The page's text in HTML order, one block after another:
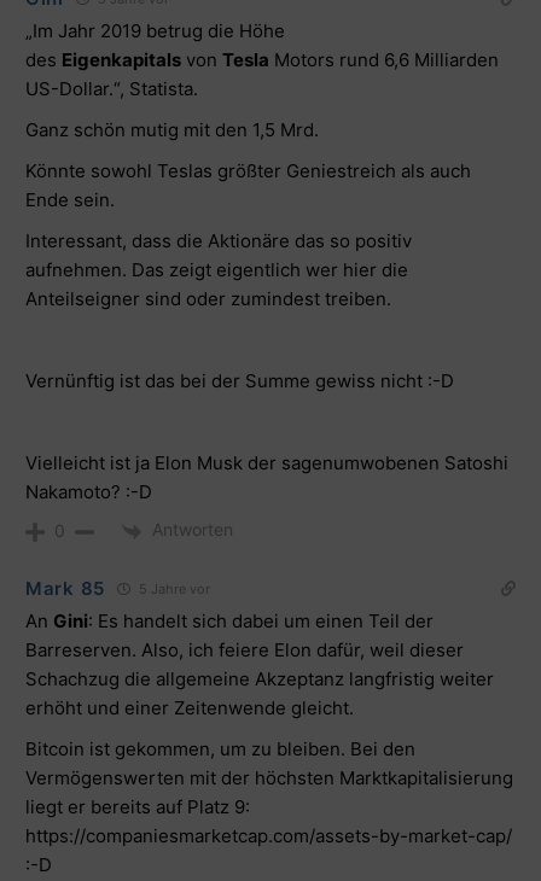
„Im Jahr 2019 betrug die Höhe
des Eigenkapitals von Tesla Motors rund 6,6 Milliarden
US-Dollar.“, Statista.
Ganz schön mutig mit den 1,5 Mrd.
Könnte sowohl Teslas größter Geniestreich als auch
Ende sein.
Interessant, dass die Aktionäre das so positiv
aufnehmen. Das zeigt eigentlich wer hier die
Anteilseigner sind oder zumindest treiben.
Vernünftig ist das bei der Summe gewiss nicht :-D
Vielleicht ist ja Elon Musk der sagenumwobenen Satoshi
Nakamoto? :-D
0 Antworten
Mark 85 5 Jahre vor
An Gini: Es handelt sich dabei um einen Teil der
Barreserven. Also, ich feiere Elon dafür, weil dieser
Schachzug die allgemeine Akzeptanz langfristig weiter
erhöht und einer Zeitenwende gleicht.
Bitcoin ist gekommen, um zu bleiben. Bei den
Vermögenswerten mit der höchsten Marktkapitalisierung
liegt er bereits auf Platz 9:
https://companiesmarketcap.com/assets-by-market-cap/
:-D